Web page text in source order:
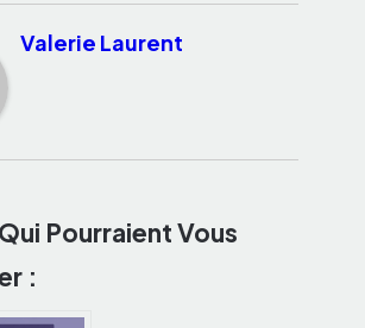
Valerie Laurent
Pourraient Vous
: